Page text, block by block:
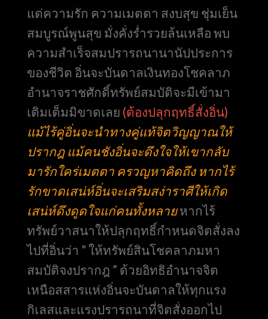
แต่ความรัก ความเมตตา สงบสุข ชุ่มเย็น
สมบูรณ์พูนสุข มั่งคั่งร่ำรวยล้นเหลือ พบ
ความสำเร็จสมปรารถนานานัปประการ
ของชีวิต อิ่นจะบันดาลเงินทองโชคลาภ
อำนาจราชศักดิ์ทรัพย์สมบัติจะมีเข้ามา
เติมเต็มมิขาดเลย (ต้องปลุกฤทธิ์สั่งอิ่น)
แม้ไร้คู่อิ่นจะนำทางคู่แท้จิตวิญญาณให้
ปรากฎ แม้คนชังอิ่นจะดึงใจให้เขากลับ
มารักใคร่เมตตา ครวญหาคิดถึง หากไร้
รักขาดเสน่ห์อิ่นจะเสริมสง่าราศีให้เกิด
เสน่ห์ดึงดูดใจแก่คนทั้งหลายหากไร้
ทรัพย์วาสนาให้ปลุกฤทธิ์กำหนดจิตสั่งลง
ไปที่อิ่นว่า ” ให้ทรัพย์สินโชคลาภมหา
สมบัติจงปรากฎ ” ด้วยอิทธิอำนาจจิต
เหนือสสารแห่งอิ่นจะบันดาลให้ทุกแรง
กิเลสและแรงปรารถนาที่จิตสั่งออกไป